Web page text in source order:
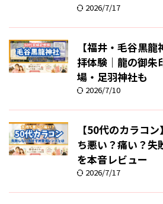
2026/7/17
【福井・毛谷黒
拝体験｜龍の御朱
場・足羽神社も
2026/7/10
【50代のカラコ
ち悪い？痛い？失
を本音レビュー
2026/7/17